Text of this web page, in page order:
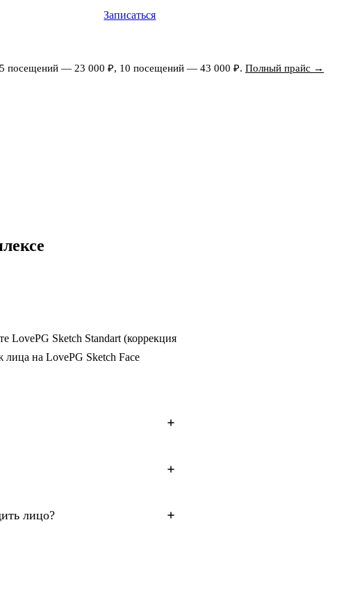
Записаться
посещений — 23 000 ₽, 10 посещений — 43 000 ₽. Полный прайс →
LovePG Sketch Standart (коррекция
на LovePG Sketch Face
лицо?